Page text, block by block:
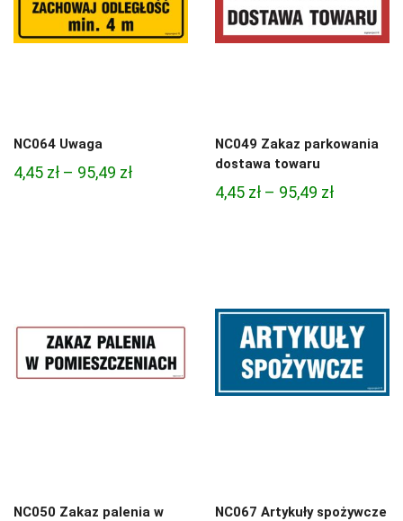
NC064 Uwaga
4,45 zł – 95,49 złZakres
NC049 Zakaz parkowania
dostawa towaru
4,45 zł – 95,49 złZakres
95,49 zł
NC050 Zakaz palenia w
NC067 Artykuły spożywcze